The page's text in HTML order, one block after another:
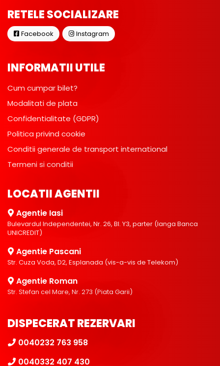
RETELE SOCIALIZARE
Facebook Instagram
INFORMATII UTILE
Cum cumpar bilet?
Modalitati de plata
Confidentialitate (GDPR)
Politica privind cookie
Conditii generale de transport international
Termeni si conditii
LOCATII AGENTII
Agentie Iasi
Bulevardul Independentei, Nr. 26, Bl. Y3, parter (langa Banca
UNICREDIT)
Agentie Pascani
Str. Cuza Voda, D2, Esplanada (vis-a-vis de Telekom)
Agentie Roman
Str. Stefan cel Mare, Nr. 273 (Piata Garii)
DISPECERAT REZERVARI
0040232 763 958
0040332 407 430